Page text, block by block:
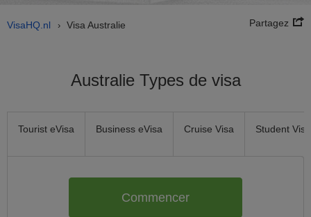
VisaHQ.nl › Visa Australie Partagez
Australie Types de visa
Tourist eVisa Business eVisa Cruise Visa Student Visa
Commencer